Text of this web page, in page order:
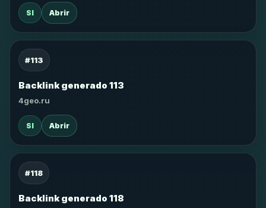
SI Abrir
#113
Backlink generado 113
4geo.ru
SI Abrir
#118
Backlink generado 118